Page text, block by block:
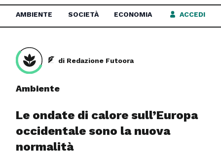
AMBIENTE SOCIETÀ ECONOMIA ACCEDI
Ambiente
di Redazione Futoora
Le ondate di calore sull’Europa
occidentale sono la nuova
normalità